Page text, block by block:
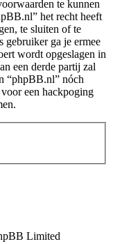
te kunnen
het recht heeft
te sluiten of te
gebruiker ga je ermee
wordt opgeslagen in
een derde partij zal
“phpBB.nl” nóch
een hackpoging
Limited